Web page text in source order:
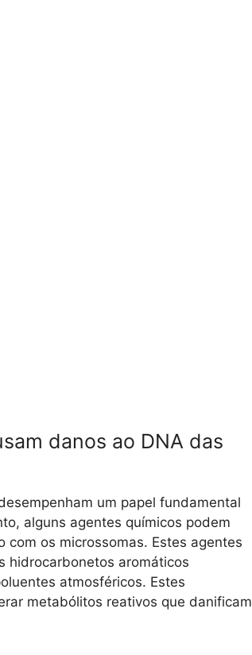
danos ao DNA das
um papel fundamental
alguns agentes químicos podem
os microssomas. Estes agentes
hidrocarbonetos aromáticos
atmosféricos. Estes
metabólitos reativos que danificam